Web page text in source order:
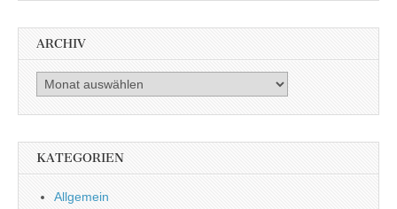
ARCHIV
Archiv
KATEGORIEN
Allgemein